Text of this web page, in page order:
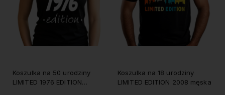
Koszulka na 50 urodziny
LIMITED 1976 EDITION
Koszulka na 18 urodziny
LIMITED EDITION 2008 męska